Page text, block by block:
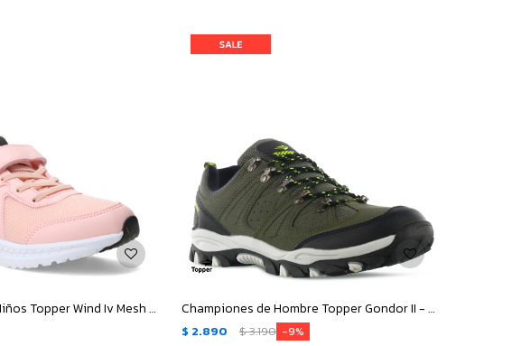
Championes de Niños Topper Wind Iv Mesh Velcro - Rosado - Negro Championes de Hombre Topper Gondor II - Verde Oliva - Negro - Verde
$ 2.890 $3.190 9